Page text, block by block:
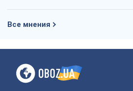
Все мнения